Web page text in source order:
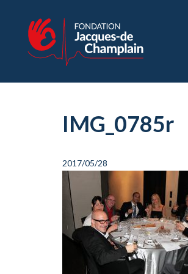
IMG_0785r
2017/05/28